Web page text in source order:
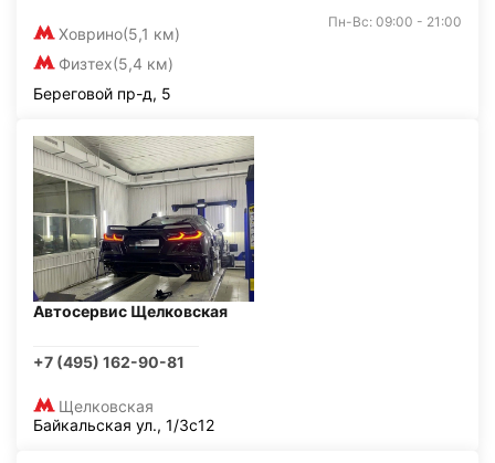
Ховрино(5,1 км)
Физтех(5,4 км)
Пн-Вс: 09:00 - 21:00
Береговой пр-д, 5
Автосервис Щелковская
+7 (495) 162-90-81
Щелковская
Байкальская ул., 1/3с12